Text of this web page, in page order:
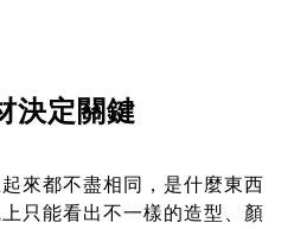
決定關鍵
來都不盡相同，是什麼東西
只能看出不一樣的造型、顏